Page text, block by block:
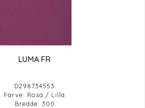
LUMA FR
D298734553
Farve: Rosa / Lilla
Bredde: 300